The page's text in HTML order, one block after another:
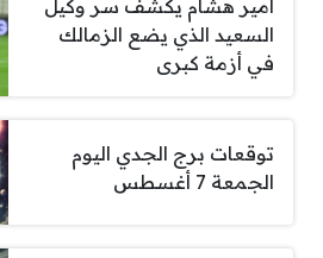
أمير هشام يكشف سر وكيل
السعيد الذي يضع الزمالك
في أزمة كبرى
توقعات برج الجدي اليوم
الجمعة 7 أغسطس